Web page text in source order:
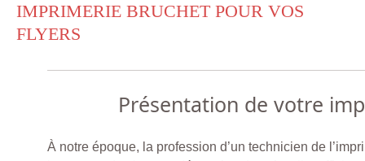
IMPRIMERIE BRUCHET POUR VOS
FLYERS
Présentation de votre
À notre époque, la profession d’un technicien de